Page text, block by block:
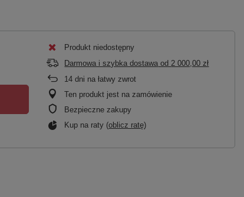
Produkt niedostępny
Darmowa i szybka dostawa od 2 000,00 zł
14 dni na łatwy zwrot
Ten produkt jest na zamówienie
Bezpieczne zakupy
Kup na raty (oblicz ratę)